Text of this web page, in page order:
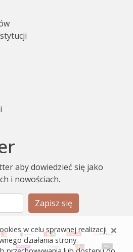
aby dowiedzieć się jako
i nowościach.
Zapisz się
×
w celu sprawnej realizacji
działania strony.